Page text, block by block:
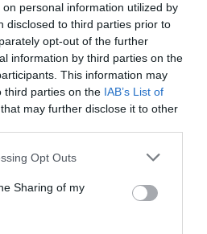
personal information utilized by
disclosed to third parties prior to
opt-out of the further
information by third parties on the
This information may
third parties on the IAB’s List of
that may further disclose it to other
Opt Outs
Sharing of my